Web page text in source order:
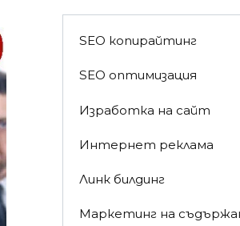
SEO копирайтинг
SEO оптимизация
Изработка на сайт
Интернет реклама
Линк билдинг
Маркетинг на